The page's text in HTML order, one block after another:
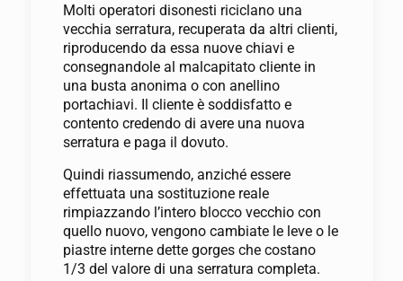
Molti operatori disonesti riciclano una
vecchia serratura, recuperata da altri clienti,
riproducendo da essa nuove chiavi e
consegnandole al malcapitato cliente in
una busta anonima o con anellino
portachiavi. Il cliente è soddisfatto e
contento credendo di avere una nuova
serratura e paga il dovuto.
Quindi riassumendo, anziché essere
effettuata una sostituzione reale
rimpiazzando l’intero blocco vecchio con
quello nuovo, vengono cambiate le leve o le
piastre interne dette gorges che costano
1/3 del valore di una serratura completa.